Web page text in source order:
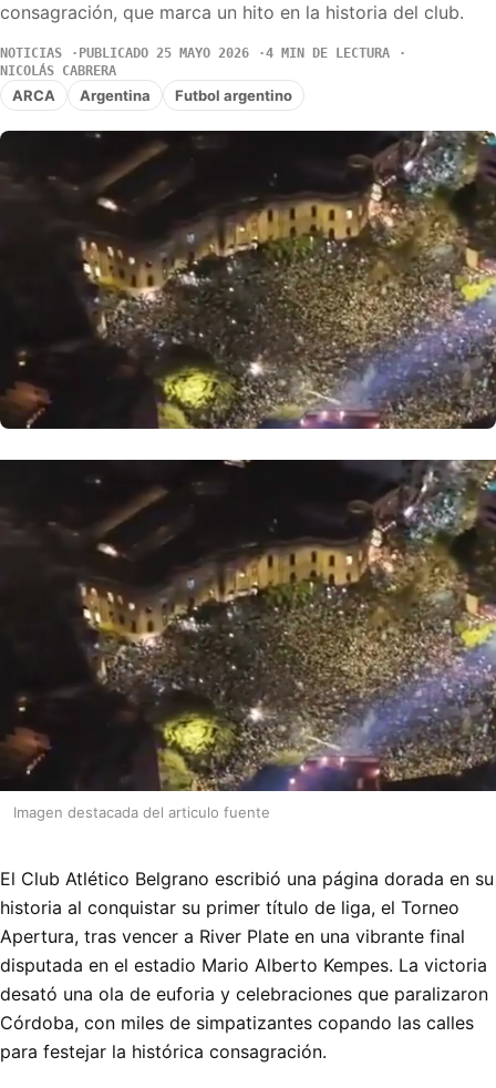
consagración, que marca un hito en la historia del club.
NOTICIAS PUBLICADO 25 MAYO 2026
4 MIN DE LECTURA
NICOLÁS CABRERA
ARCA Argentina Futbol argentino
Imagen destacada del articulo fuente
El Club Atlético Belgrano escribió una página dorada en su
historia al conquistar su primer título de liga, el Torneo
Apertura, tras vencer a River Plate en una vibrante final
disputada en el estadio Mario Alberto Kempes. La victoria
desató una ola de euforia y celebraciones que paralizaron
Córdoba, con miles de simpatizantes copando las calles
para festejar la histórica consagración.